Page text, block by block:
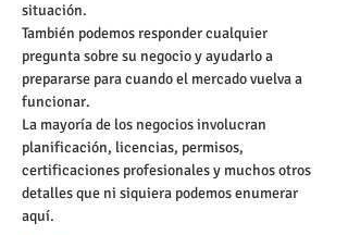
situación.
También podemos responder cualquier
pregunta sobre su negocio y ayudarlo a
prepararse para cuando el mercado vuelva a
funcionar.
La mayoría de los negocios involucran
planificación, licencias, permisos,
certificaciones profesionales y muchos otros
detalles que ni siquiera podemos enumerar
aquí.